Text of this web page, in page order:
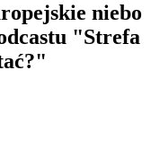
niebo
"Strefa